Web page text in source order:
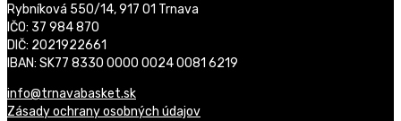
Rybníková 550/14, 917 01 Trnava
IČO: 37 984 870
DIČ: 2021922661
IBAN: SK77 8330 0000 0024 0081 6219
info@trnavabasket.sk
Zásady ochrany osobných údajov